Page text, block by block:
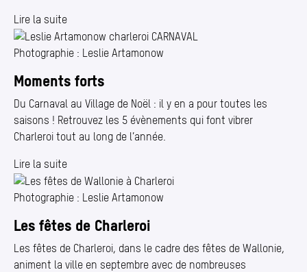
Lire la suite
Photographie : Leslie Artamonow
Moments forts
Du Carnaval au Village de Noël : il y en a pour toutes les
saisons ! Retrouvez les 5 évènements qui font vibrer
Charleroi tout au long de l’année.
Lire la suite
Photographie : Leslie Artamonow
Les fêtes de Charleroi
Les fêtes de Charleroi, dans le cadre des fêtes de Wallonie,
animent la ville en septembre avec de nombreuses